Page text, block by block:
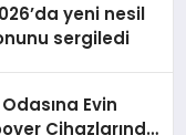
yeni nesil
sergiledi
Evin
Cihazlarında